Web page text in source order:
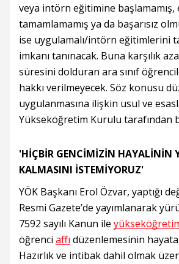
veya intörn eğitimine başlamamış,
tamamlamamış ya da başarısız
ise uygulamalı/intörn eğitimlerini
imkanı tanınacak. Buna karşılık
süresini dolduran ara sınıf
hakkı verilmeyecek. Söz konusu
uygulanmasına ilişkin usul ve
Yükseköğretim Kurulu tarafından
'HİÇBİR GENCİMİZİN HAYALİNİN
KALMASINI İSTEMİYORUZ'
YÖK Başkanı Erol Özvar, yaptığı
Resmi Gazete’de yayımlanarak
7592 sayılı Kanun ile
öğrenci affı düzenlemesinin
Hazırlık ve intibak dahil olmak